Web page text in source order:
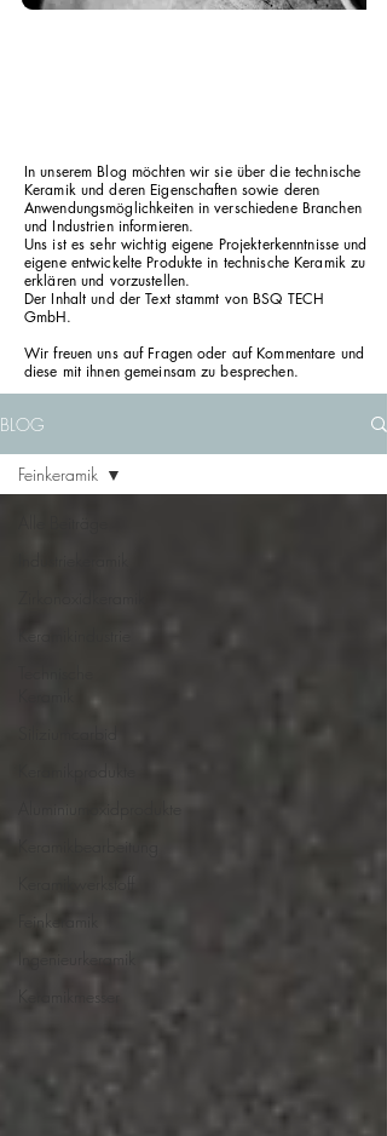
In unserem Blog möchten wir sie über die technische
Keramik und deren Eigenschaften sowie deren
Anwendungsmöglichkeiten in verschiedene Branchen
und Industrien informieren.
Uns ist es sehr wichtig eigene Projekterkenntnisse und
eigene entwickelte Produkte in technische Keramik zu
erklären und vorzustellen.
Der Inhalt und der Text stammt von BSQ TECH
GmbH.
Wir freuen uns auf Fragen oder auf Kommentare und
diese mit ihnen gemeinsam zu besprechen.
BLOG
Feinkeramik
Ingenieurkeramik
Keramikmesser
Feinkeramik